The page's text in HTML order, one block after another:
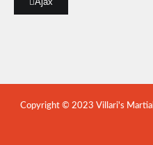
Copyright © 2023 Villari's